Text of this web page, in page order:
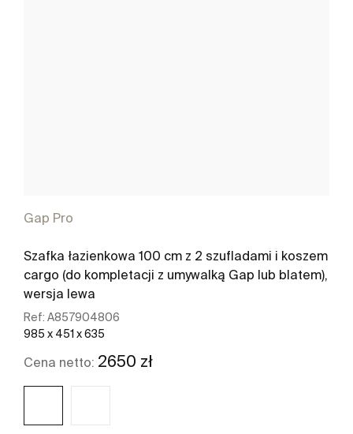
Gap Pro
Szafka łazienkowa 100 cm z 2 szufladami i koszem
cargo (do kompletacji z umywalką Gap lub blatem),
wersja lewa
Ref: A857904806
985 x 451 x 635
Cena netto: 2650 zł